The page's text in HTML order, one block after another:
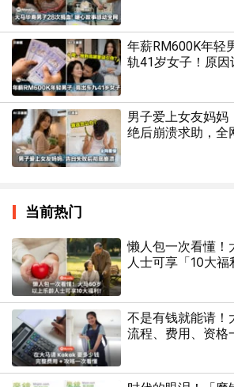
年薪RM600K年轻
轨41岁女子！原因
男子爱上女友妈妈
绝后崩溃求助，全
当前热门
懒人包一次看懂！
人士可享「10大福
不是有钱就能请
流程、费用、资格